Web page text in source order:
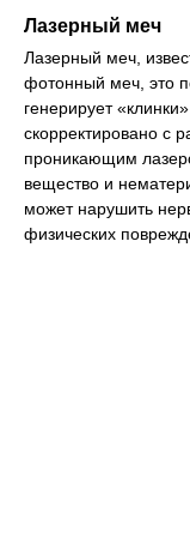
Лазерный меч
Лазерный меч,
фотонный меч, это
генерирует
скорректировано с
проникающим
вещество и
может нарушить
физических